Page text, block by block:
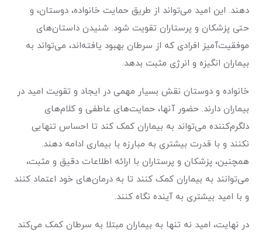
دهند. این امید می‌تواند از طریق حمایت خانواده، دوستان، و
حتی پزشکان و پرستاران تقویت شود. شنیدن داستان‌های
موفقیت‌آمیز افرادی که از سرطان بهبود یافته‌اند، می‌تواند به
بیماران انگیزه و انرژی مثبت بدهد.
خانواده و دوستان نقش بسیار مهمی در ایجاد و تقویت امید در
بیماران دارند. حضور آنها، حمایت‌های عاطفی و کلام‌های
دلگرم‌کننده می‌تواند به بیماران کمک کند تا احساس تنهایی
نکنند و با قدرت بیشتری به مبارزه با بیماری ادامه دهند.
همچنین، پزشکان و پرستاران با ارائه اطلاعات دقیق و مثبت،
می‌توانند به بیماران کمک کنند تا به درمان‌های خود اعتماد کنند
و با امید بیشتری به آینده نگاه کنند.
در نهایت، امید نه تنها به بیماران مبتلا به سرطان کمک می‌کند